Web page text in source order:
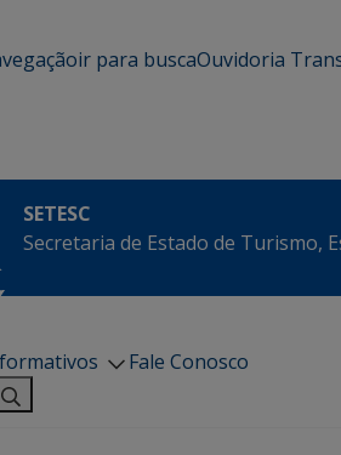
ir para buscaOuvidoria
SETESC
Secretaria de Estado de Turismo,
Fale Conosco